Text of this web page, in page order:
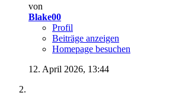
von
Blake00
Profil
Beiträge anzeigen
Homepage besuchen
12. April 2026, 13:44